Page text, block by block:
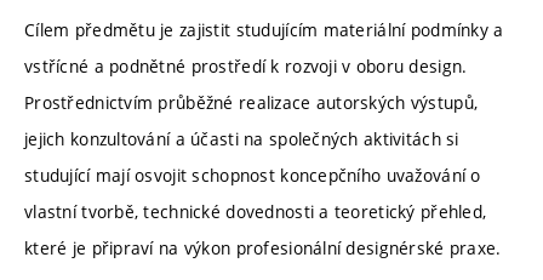
Cílem předmětu je zajistit studujícím materiální podmínky a
vstřícné a podnětné prostředí k rozvoji v oboru design.
Prostřednictvím průběžné realizace autorských výstupů,
jejich konzultování a účasti na společných aktivitách si
studující mají osvojit schopnost koncepčního uvažování o
vlastní tvorbě, technické dovednosti a teoretický přehled,
které je připraví na výkon profesionální designérské praxe.